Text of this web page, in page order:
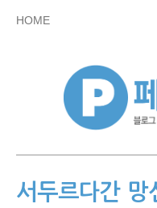
HOME
서두르다간 망